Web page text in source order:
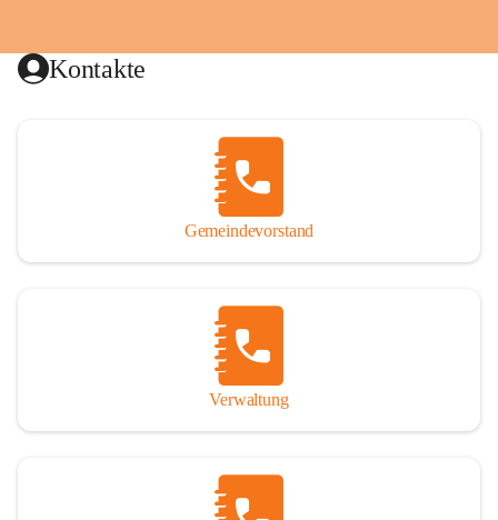
Kontakte
Gemeindevorstand
Verwaltung